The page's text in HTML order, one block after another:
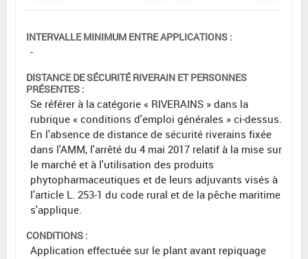
INTERVALLE MINIMUM ENTRE APPLICATIONS :
-
DISTANCE DE SÉCURITÉ RIVERAIN ET PERSONNES
PRÉSENTES :
Se référer à la catégorie « RIVERAINS » dans la
rubrique « conditions d'emploi générales » ci-dessus.
En l'absence de distance de sécurité riverains fixée
dans l'AMM, l'arrêté du 4 mai 2017 relatif à la mise sur
le marché et à l'utilisation des produits
phytopharmaceutiques et de leurs adjuvants visés à
l'article L. 253-1 du code rural et de la pêche maritime
s'applique.
CONDITIONS :
Application effectuée sur le plant avant repiquage